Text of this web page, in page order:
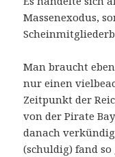
Massenexodus,
Man braucht
nur einen
Zeitpunkt der
von der Pirate
danach
(schuldig) fand